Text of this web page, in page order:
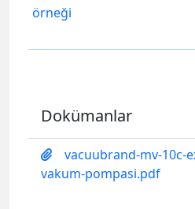
Dokümanlar
vacuubrand-mv-10c-
vakum-pompasi.pdf